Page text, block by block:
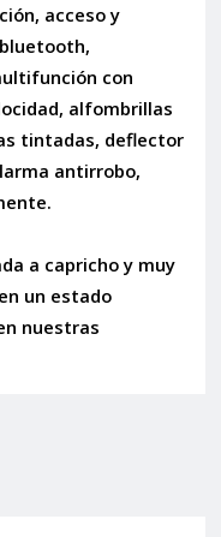
acceso y
con
alfombrillas
tintadas, deflector
antirrobo,
a capricho y muy
un estado
nuestras